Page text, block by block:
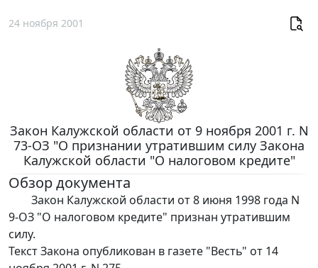
24 ноября 2001
Закон Калужской области от 9 ноября 2001 г. N
73-ОЗ "О признании утратившим силу Закона
Калужской области "О налоговом кредите"
Обзор документа
Закон Калужской области от 8 июня 1998 года N
9-ОЗ "О налоговом кредите" признан утратившим
силу.
Текст Закона опубликован в газете "Весть" от 14